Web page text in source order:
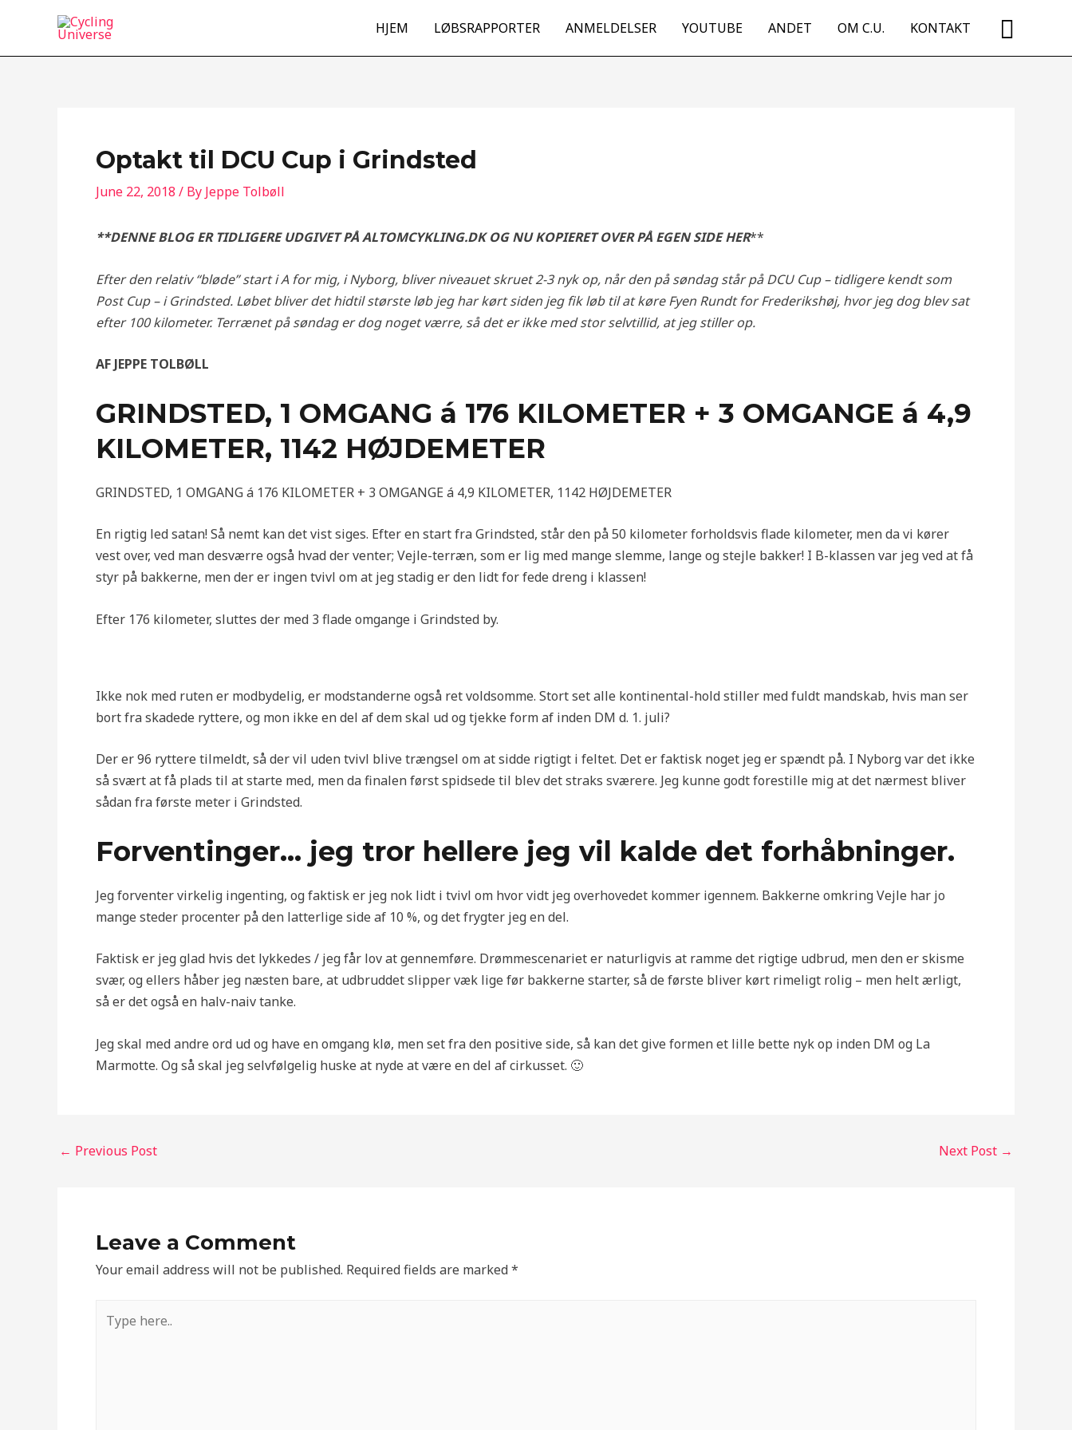
content
HJEM LØBSRAPPORTER ANMELDELSER YOUTUBE ANDET OM C.U. KONTAKT
Optakt til DCU Cup i Grindsted
June 22, 2018 / By Jeppe Tolbøll
**DENNE BLOG ER TIDLIGERE UDGIVET PÅ ALTOMCYKLING.DK OG NU KOPIERET OVER PÅ EGEN SIDE HER**
Efter den relativ “bløde” start i A for mig, i Nyborg, bliver niveauet skruet 2-3 nyk op, når den på søndag står på DCU Cup – tidligere kendt som
Post Cup – i Grindsted. Løbet bliver det hidtil største løb jeg har kørt siden jeg fik løb til at køre Fyen Rundt for Frederikshøj, hvor jeg dog blev sat
efter 100 kilometer. Terrænet på søndag er dog noget værre, så det er ikke med stor selvtillid, at jeg stiller op.
AF JEPPE TOLBØLL
GRINDSTED, 1 OMGANG á 176 KILOMETER + 3 OMGANGE á 4,9
KILOMETER, 1142 HØJDEMETER
GRINDSTED, 1 OMGANG á 176 KILOMETER + 3 OMGANGE á 4,9 KILOMETER, 1142 HØJDEMETER
En rigtig led satan! Så nemt kan det vist siges. Efter en start fra Grindsted, står den på 50 kilometer forholdsvis flade kilometer, men da vi kører
vest over, ved man desværre også hvad der venter; Vejle-terræn, som er lig med mange slemme, lange og stejle bakker! I B-klassen var jeg ved at få
styr på bakkerne, men der er ingen tvivl om at jeg stadig er den lidt for fede dreng i klassen!
Efter 176 kilometer, sluttes der med 3 flade omgange i Grindsted by.
Ikke nok med ruten er modbydelig, er modstanderne også ret voldsomme. Stort set alle kontinental-hold stiller med fuldt mandskab, hvis man ser
bort fra skadede ryttere, og mon ikke en del af dem skal ud og tjekke form af inden DM d. 1. juli?
Der er 96 ryttere tilmeldt, så der vil uden tvivl blive trængsel om at sidde rigtigt i feltet. Det er faktisk noget jeg er spændt på. I Nyborg var det ikke
så svært at få plads til at starte med, men da finalen først spidsede til blev det straks sværere. Jeg kunne godt forestille mig at det nærmest bliver
sådan fra første meter i Grindsted.
Forventinger… jeg tror hellere jeg vil kalde det forhåbninger.
Jeg forventer virkelig ingenting, og faktisk er jeg nok lidt i tvivl om hvor vidt jeg overhovedet kommer igennem. Bakkerne omkring Vejle har jo
mange steder procenter på den latterlige side af 10 %, og det frygter jeg en del.
Faktisk er jeg glad hvis det lykkedes / jeg får lov at gennemføre. Drømmescenariet er naturligvis at ramme det rigtige udbrud, men den er skisme
svær, og ellers håber jeg næsten bare, at udbruddet slipper væk lige før bakkerne starter, så de første bliver kørt rimeligt rolig – men helt ærligt,
så er det også en halv-naiv tanke.
Jeg skal med andre ord ud og have en omgang klø, men set fra den positive side, så kan det give formen et lille bette nyk op inden DM og La
Marmotte. Og så skal jeg selvfølgelig huske at nyde at være en del af cirkusset. 🙂
← Previous Post Next Post →
Leave a Comment
Your email address will not be published. Required fields are marked*
here..